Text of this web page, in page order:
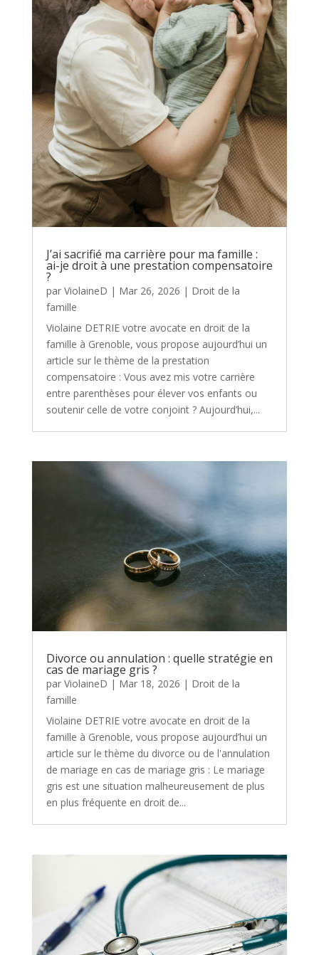
J’ai sacrifié ma carrière pour ma famille :
ai-je droit à une prestation compensatoire
?
par ViolaineD | Mar 26, 2026 | Droit de la
famille
Violaine DETRIE votre avocate en droit de la
famille à Grenoble, vous propose aujourd’hui un
article sur le thème de la prestation
compensatoire : Vous avez mis votre carrière
entre parenthèses pour élever vos enfants ou
soutenir celle de votre conjoint ? Aujourd’hui,...
Divorce ou annulation : quelle stratégie en
cas de mariage gris ?
par ViolaineD | Mar 18, 2026 | Droit de la
famille
Violaine DETRIE votre avocate en droit de la
famille à Grenoble, vous propose aujourd’hui un
article sur le thème du divorce ou de l'annulation
de mariage en cas de mariage gris : Le mariage
gris est une situation malheureusement de plus
en plus fréquente en droit de...